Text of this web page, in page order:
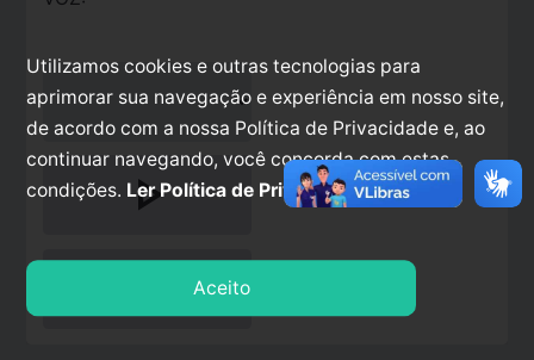
play_arrow
Utilizamos cookies e outras tecnologias para
aprimorar sua navegação e experiência em nosso site,
de acordo com a nossa Política de Privacidade e, ao
continuar navegando, você concorda com estas
condições. Ler Política de Privacidade.
Aceito